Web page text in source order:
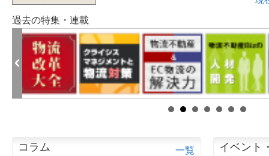
過去の特集・連載
コラム 一覧 イベント